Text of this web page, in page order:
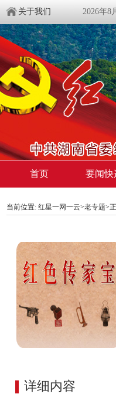
关于我们 2026年8
首页 要闻快
当前位置: 红星一网一云>老专题>
详细内容